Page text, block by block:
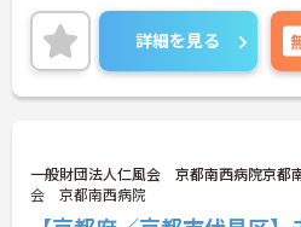
ご興味ある方には、面接対策ポイント
詳細をお話しいたしますのでお気軽
い！
詳細を見る
一般財団法人仁風会 京都南西病院京都
会 京都南西病院